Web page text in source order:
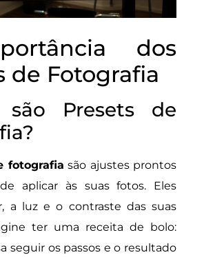
dos
de Fotografia
Presets de
fotografia são ajustes prontos
aplicar às suas fotos. Eles
a luz e o contraste das suas
ter uma receita de bolo:
seguir os passos e o resultado